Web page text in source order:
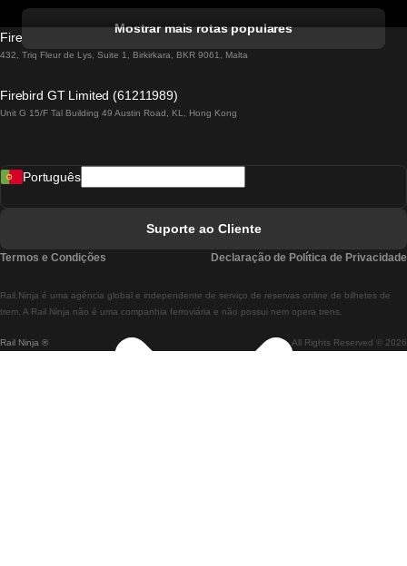
Comboios De Lisboa A Lagos
Comboios De Lisboa A Madrid
Comboios De Lisboa A Braga
Comboios De Braga A Lisboa
Mostrar mais rotas populares
Firebird GT Limited (OC 1451)
432, Triq Fleur de Lys, Suite 1, Birkirkara, BKR 9061, Malta
Firebird GT Limited (61211989)
Unit G 15/F Tal Building 49 Austin Road, KL, Hong Kong
Rail Ninja ® All Rights Reserved © 2026
Rail.Ninja é uma agência global e independente de serviço de reservas online de bilhetes de
trem. A Rail Ninja não é uma companhia ferroviária e não possui nem opera trens.
Português
Suporte ao Cliente
Termos e Condições Declaração de Política de Privacidade